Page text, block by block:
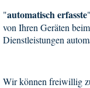
"automatisch erfasste
von Ihren Geräten
Dienstleistungen
Wir können freiwillig